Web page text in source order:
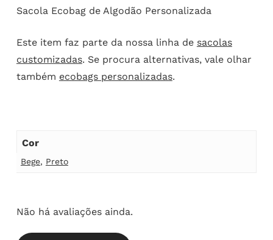
Sacola Ecobag de Algodão Personalizada
Este item faz parte da nossa linha de sacolas
customizadas. Se procura alternativas, vale olhar
também ecobags personalizadas.
Cor
Bege, Preto
Não há avaliações ainda.